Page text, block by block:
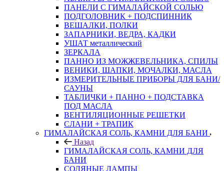
ПАНЕЛИ С ГИМАЛАЙСКОЙ СОЛЬЮ
ПОДГОЛОВНИК + ПОДСПИННИК
ВЕШАЛКИ, ПОЛКИ
ЗАПАРНИКИ, ВЕДРА, КАДКИ
УШАТ металлический
ЗЕРКАЛА
ПАННО ИЗ МОЖЖЕВЕЛЬНИКА, СПИЛЫ
ВЕНИКИ, ШАПКИ, МОЧАЛКИ, МАСЛА
ИЗМЕРИТЕЛЬНЫЕ ПРИБОРЫ ДЛЯ БАНИ/
САУНЫ
ТАБЛИЧКИ + ПАННО + ПОДСТАВКА
ПОД МАСЛА
ВЕНТИЛЯЦИОННЫЕ РЕШЕТКИ
СЛАНИ + ТРАПИК
ГИМАЛАЙСКАЯ СОЛЬ, КАМНИ ДЛЯ БАНИ
Назад
ГИМАЛАЙСКАЯ СОЛЬ, КАМНИ ДЛЯ
БАНИ
СОЛЯНЫЕ ЛАМПЫ